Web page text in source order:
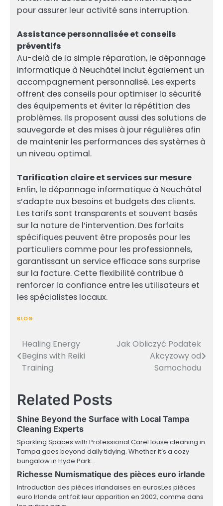
pour assurer leur activité sans interruption.
Assistance personnalisée et conseils
préventifs
Au-delà de la simple réparation, le dépannage
informatique à Neuchâtel inclut également un
accompagnement personnalisé. Les experts
offrent des conseils pour optimiser la sécurité
des équipements et éviter la répétition des
problèmes. Ils proposent aussi des solutions de
sauvegarde et des mises à jour régulières afin
de maintenir les performances des systèmes à
un niveau optimal.
Tarification claire et services sur mesure
Enfin, le dépannage informatique à Neuchâtel
s’adapte aux besoins et budgets des clients.
Les tarifs sont transparents et souvent basés
sur la nature de l’intervention. Des forfaits
spécifiques peuvent être proposés pour les
particuliers comme pour les professionnels,
garantissant un service efficace sans surprise
sur la facture. Cette flexibilité contribue à
renforcer la confiance entre les utilisateurs et
les spécialistes locaux.
BLOG
Post
navigation
Healing Energy
Begins with Reiki
Training
Jak Obliczyć Podatek
Akcyzowy od
Samochodu
Related Posts
Shine Beyond the Surface with Local Tampa
Cleaning Experts
Sparkling Spaces with Professional CareHouse cleaning in
Tampa goes beyond daily tidying. Whether it’s a cozy
bungalow in Hyde Park…
Richesse Numismatique des pièces euro irlande
Introduction des pièces irlandaises en eurosLes pièces
euro Irlande ont fait leur apparition en 2002, comme dans